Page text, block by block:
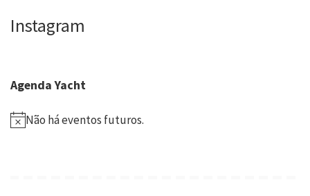
Instagram
Agenda Yacht
Não há eventos futuros.